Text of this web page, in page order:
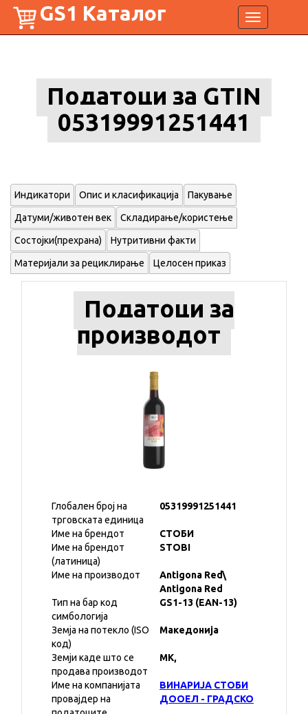
Toggle
navigation
GS1 Каталог
Податоци за GTIN
05319991251441
Индикатори Опис и класификација Пакување
Датуми/животен век Складирање/користење
Состојки(прехрана) Нутритивни факти
Материјали за рециклирање Целосен приказ
Податоци за
производот
Глобален број на
трговската единица
05319991251441
Име на брендот
СТОБИ
Име на брендот
(латиница)
STOBI
Име на производот
Antigona Red\
Antigona Red
Тип на бар код
симбологија
GS1-13 (EAN-13)
Земја на потекло (ISO
код)
Македонија
Земји каде што се
продава производот
MK,
Име на компанијата
провајдер на
ВИНАРИЈА СТОБИ
ДООЕЛ - ГРАДСКО